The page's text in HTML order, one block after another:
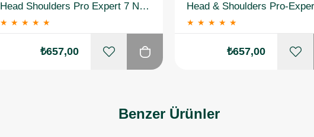
Head Shoulders Pro Expert 7 Nane ve Mentol İle Yoğun Kaşıntı Karşıtı Şampuan 300 ML
★ ★ ★ ★ ★
₺657,00
★ ★ ★ ★ ★
₺657,00
Benzer Ürünler